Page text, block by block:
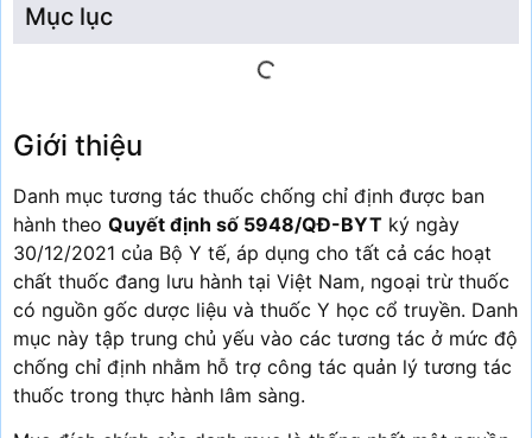
Mục lục
Giới thiệu
Danh mục tương tác thuốc chống chỉ định được ban
hành theo Quyết định số 5948/QĐ-BYT ký ngày
30/12/2021 của Bộ Y tế, áp dụng cho tất cả các hoạt
chất thuốc đang lưu hành tại Việt Nam, ngoại trừ thuốc
có nguồn gốc dược liệu và thuốc Y học cổ truyền. Danh
mục này tập trung chủ yếu vào các tương tác ở mức độ
chống chỉ định nhằm hỗ trợ công tác quản lý tương tác
thuốc trong thực hành lâm sàng.